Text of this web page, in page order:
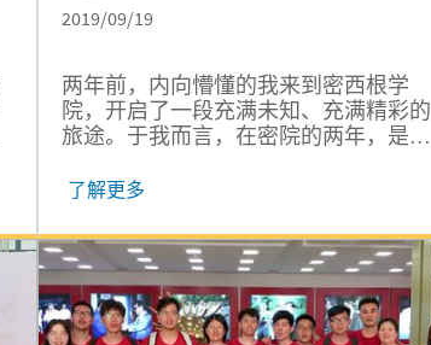
2019/09/19
两年前，内向懵懂的我来到密西根学
院，开启了一段充满未知、充满精彩的
旅途。于我而言，在密院的两年，是蜕
一声真挚的感谢，感谢它鼓舞我挑战自
景，引领我思考人生的意义。
了解更多